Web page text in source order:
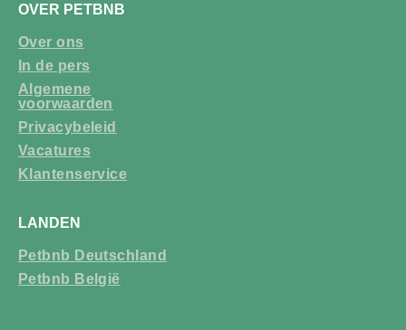
OVER PETBNB
Over ons
In de pers
Algemene
voorwaarden
Privacybeleid
Vacatures
Klantenservice
LANDEN
Petbnb Deutschland
Petbnb België